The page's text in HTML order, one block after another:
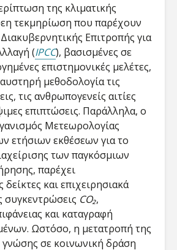
της κλιματικής
τεκμηρίωση που παρέχουν
Επιτροπής για
(IPCC), βασισμένες σε
επιστημονικές μελέτες,
μεθοδολογία τις
τις ανθρωπογενείς αιτίες
επιπτώσεις. Παράλληλα, ο
Μετεωρολογίας
ετήσιων εκθέσεων για το
των παγκόσμιων
παρέχει
δείκτες και επιχειρησιακά
CO₂,
και καταγραφή
Ωστόσο, η μετατροπή της
σε κοινωνική δράση